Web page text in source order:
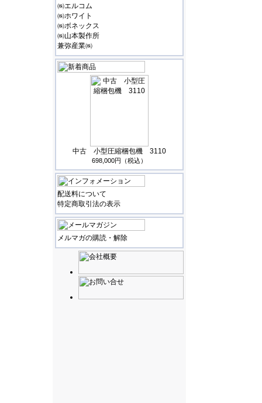
㈱エルコム
㈱ホワイト
㈱ボネックス
㈱山本製作所
兼弥産業㈱
中古 小型圧縮梱包機 3110
698,000円（税込）
配送料について
特定商取引法の表示
メルマガの購読・解除